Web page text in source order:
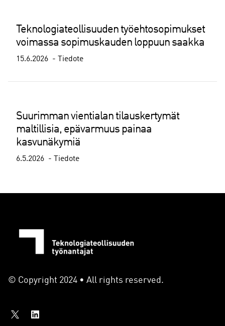
Teknologiateollisuuden työehtosopimukset
voimassa sopimuskauden loppuun saakka
15.6.2026 Tiedote
Suurimman vientialan tilauskertymät
maltillisia, epävarmuus painaa
kasvunäkymiä
6.5.2026 Tiedote
© Copyright 2024 • All rights reserved.